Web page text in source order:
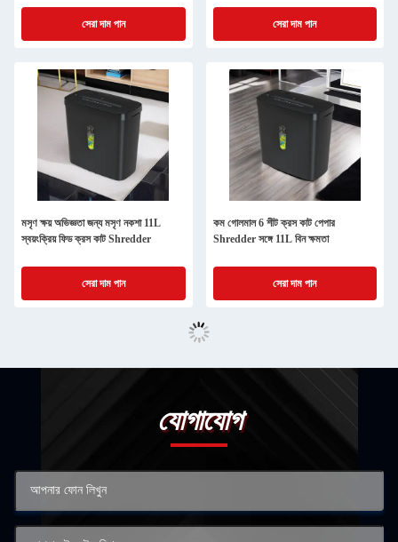
সেরা দাম পান সেরা দাম পান
মসৃণ ক্ষয় অভিজ্ঞতা জন্য মসৃণ নকশা 11L
স্বয়ংক্রিয় ফিড ক্রস কাট Shredder
সেরা দাম পান
কম গোলমাল 6 শীট ক্রস কাট পেপার
Shredder সঙ্গে 11L বিন ক্ষমতা
সেরা দাম পান
যোগাযোগ